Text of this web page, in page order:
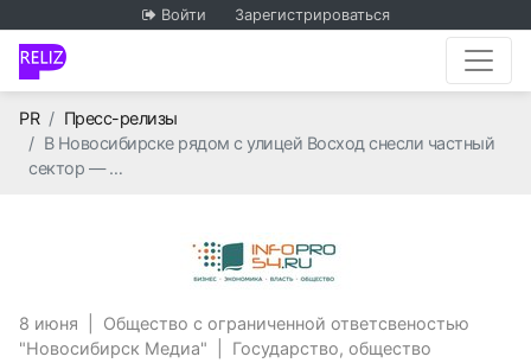
Войти Зарегистрироваться
PRГлавная
Пресс-релизы
В Новосибирске рядом с улицей Восход снесли частный
сектор — …
8 июня
Общество с ограниченной ответсвеностью
"Новосибирск Медиа"
Государство, общество